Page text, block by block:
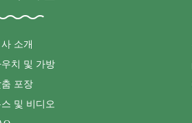
소개
치 및 가방
포장
및 비디오